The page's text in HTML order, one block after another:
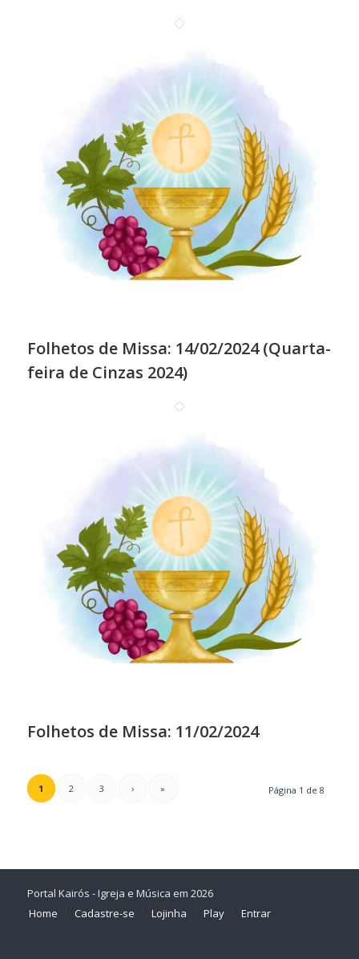
Folhetos de Missa: 14/02/2024 (Quarta-
feira de Cinzas 2024)
Folhetos de Missa: 11/02/2024
Página 1 de 8
1 2 3 › »
Portal Kairós - Igreja e Música em 2026
Home
Cadastre-se Lojinha Play Entrar